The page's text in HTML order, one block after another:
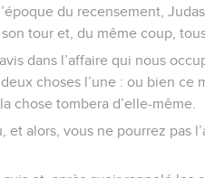
du recensement,
tour et, du même coup,
dans l’affaire qui nous
choses l’une : ou bien
chose tombera d’elle-même.
et alors, vous ne pourrez pas